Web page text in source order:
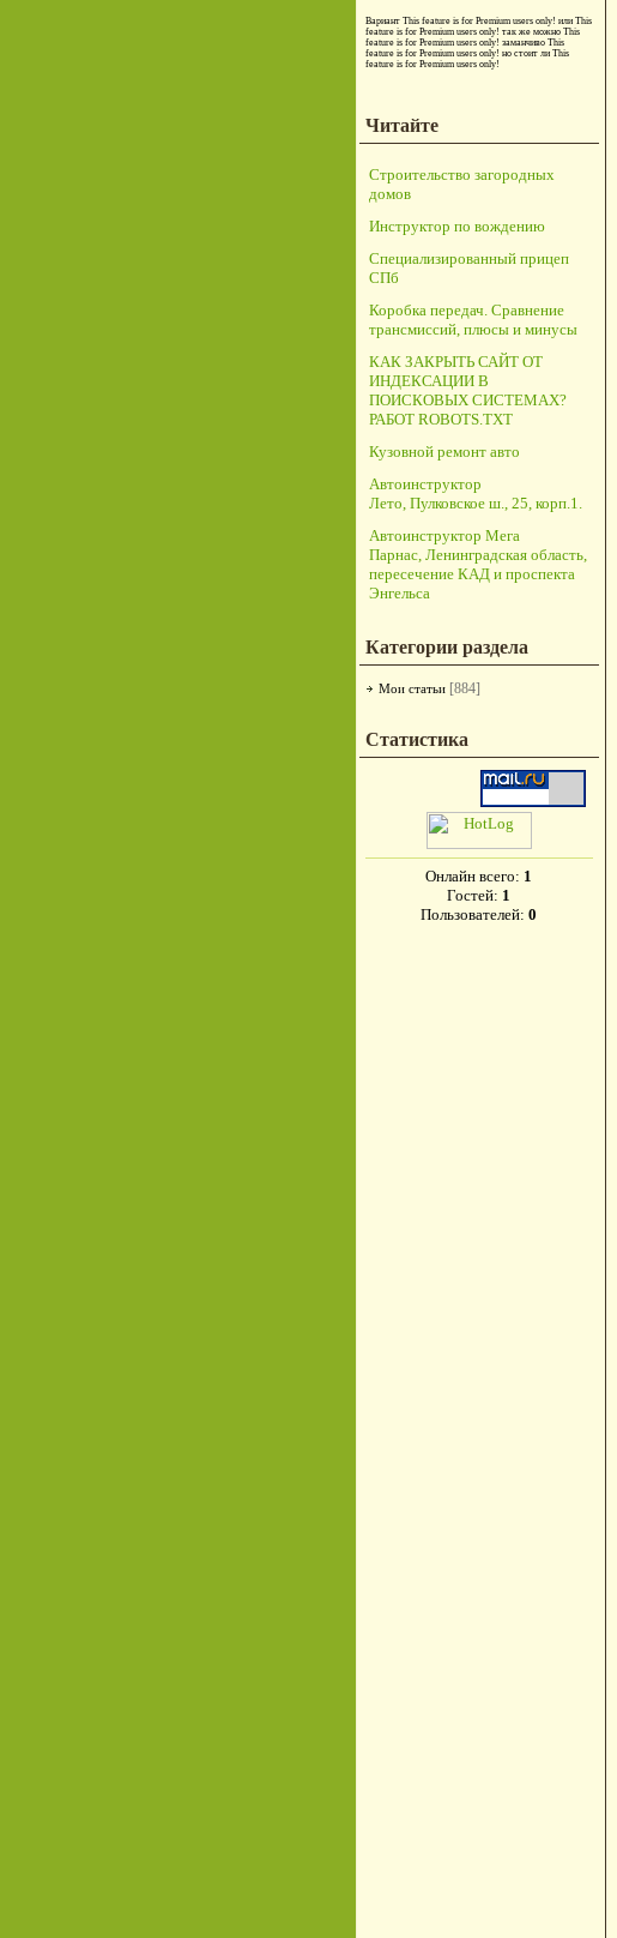
Вариант This feature is for Premium users only! или This
feature is for Premium users only! так же можно This
feature is for Premium users only! заманчиво This
feature is for Premium users only! но стоит ли This
feature is for Premium users only!
Читайте
Строительство загородных
домов
Инструктор по вождению
Специализированный прицеп
СПб
Коробка передач. Сравнение
трансмиссий, плюсы и минусы
КАК ЗАКРЫТЬ САЙТ ОТ
ИНДЕКСАЦИИ В
ПОИСКОВЫХ СИСТЕМАХ?
РАБОТ ROBOTS.TXT
Кузовной ремонт авто
Автоинструктор
Лето, Пулковское ш., 25, корп.1.
Автоинструктор Мега
Парнас, Ленинградская область,
пересечение КАД и проспекта
Энгельса
Категории раздела
Мои статьи [884]
Статистика
Онлайн всего: 1
Гостей: 1
Пользователей: 0